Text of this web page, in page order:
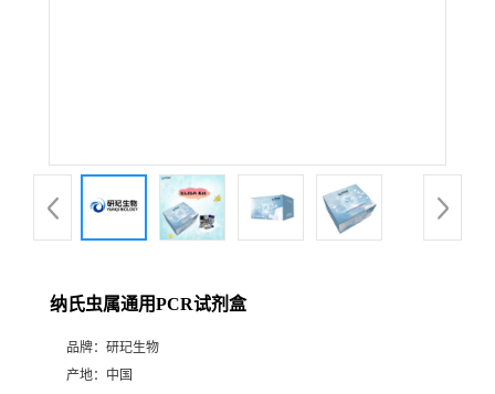
纳氏虫属通用PCR试剂盒
品牌： 研玘生物
产地： 中国